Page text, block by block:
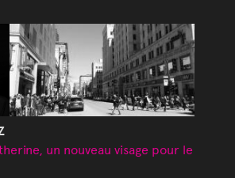
un nouveau visage pour le